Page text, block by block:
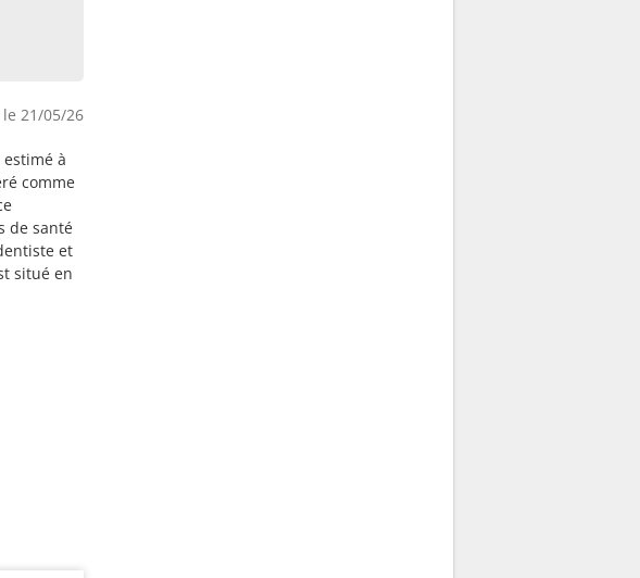
21/05/26
estimé à
comme
de santé
et
situé en